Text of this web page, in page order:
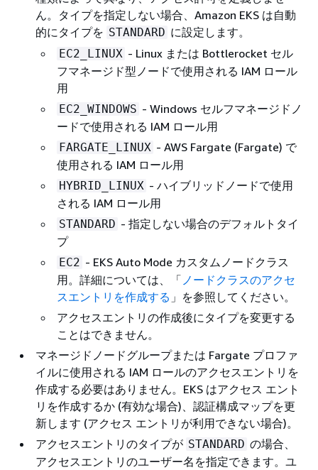
ん。タイプを指定しない場合、Amazon EKS は自動
的にタイプを STANDARD に設定します。
EC2_LINUX - Linux または Bottlerocket セル
フマネージド型ノードで使用される IAM ロール
用
EC2_WINDOWS - Windows セルフマネージドノ
ードで使用される IAM ロール用
FARGATE_LINUX - AWS Fargate (Fargate) で
使用される IAM ロール用
HYBRID_LINUX - ハイブリッドノードで使用
される IAM ロール用
STANDARD - 指定しない場合のデフォルトタイ
プ
EC2 - EKS Auto Mode カスタムノードクラス
用。詳細については、「 ノードクラスのアクセ
スエントリを作成する 」を参照してください。
アクセスエントリの作成後にタイプを変更する
ことはできません。
マネージドノードグループまたは Fargate プロファ
イルに使用される IAM ロールのアクセスエントリを
作成する必要はありません。EKS はアクセス エント
リを作成するか (有効な場合)、認証構成マップを更
新します (アクセス エントリが利用できない場合)。
アクセスエントリのタイプが STANDARD の場合、
アクセスエントリのユーザー名を指定できます。ユ